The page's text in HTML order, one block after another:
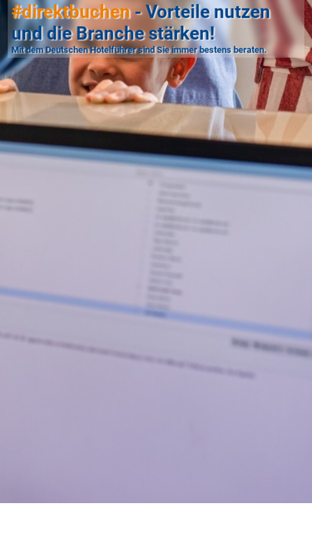
#direktbuchen- Vorteile nutzen
und die Branche stärken!
Mit dem Deutschen Hotelführer sind Sie immer bestens beraten.